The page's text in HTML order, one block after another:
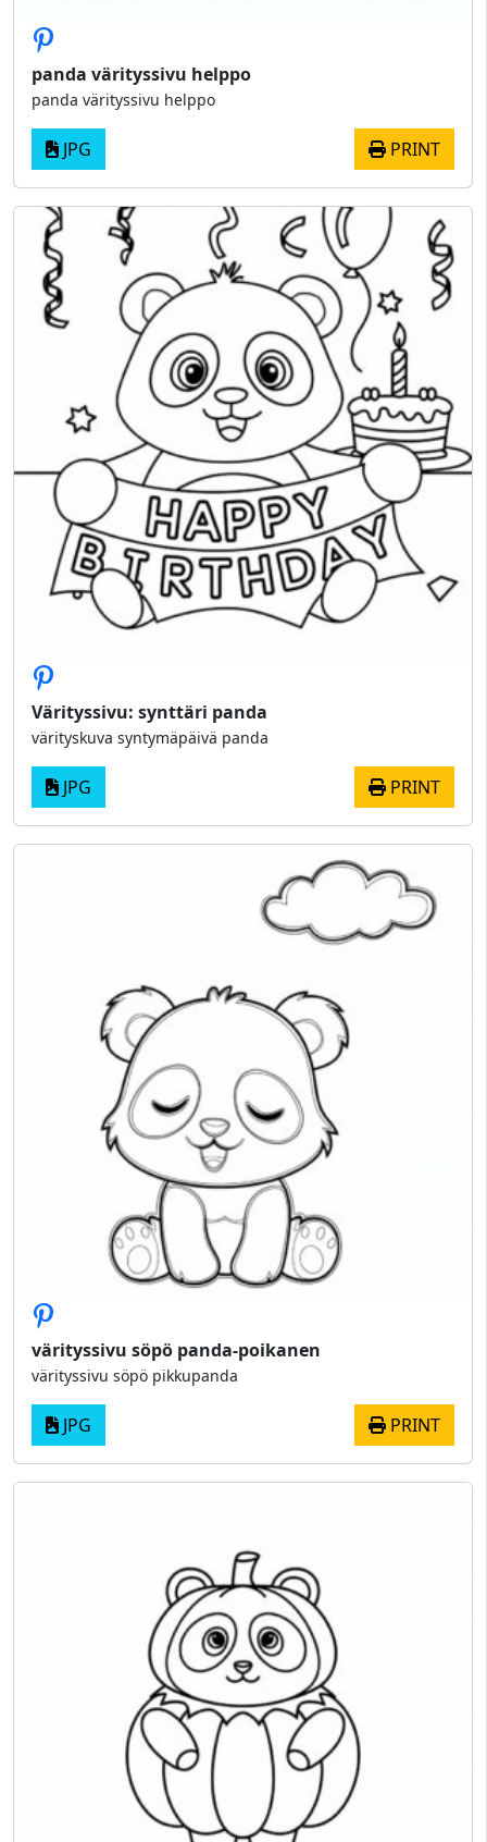
panda värityssivu helppo
panda värityssivu helppo
JPG PRINT
Värityssivu: synttäri panda
värityskuva syntymäpäivä panda
JPG PRINT
värityssivu söpö panda-poikanen
värityssivu söpö pikkupanda
JPG PRINT